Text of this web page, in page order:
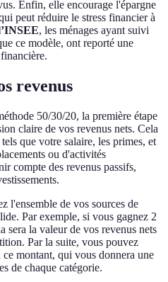
Enfin, elle encourage l'épargne
peut réduire le stress financier à
, les ménages ayant suivi
ce modèle, ont reporté une
revenus
50/30/20, la première étape
claire de vos revenus nets. Cela
que votre salaire, les primes, et
ou d'activités
compte des revenus passifs,
l'ensemble de vos sources de
Par exemple, si vous gagnez 2
sera la valeur de vos revenus nets
Par la suite, vous pouvez
montant, qui vous donnera une
de chaque catégorie.